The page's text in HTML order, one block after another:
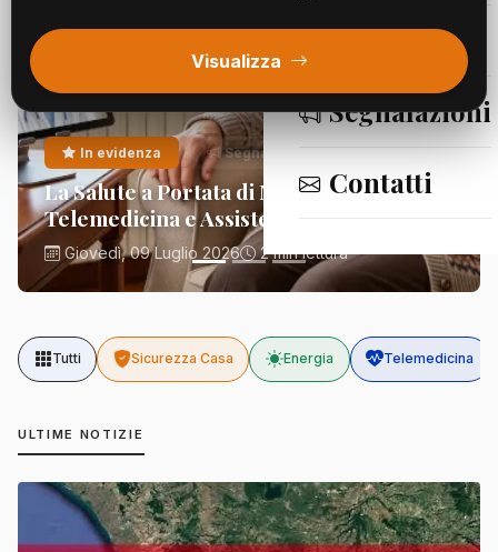
Eventi
Segnalazioni
Contatti
Visualizza
In evidenza Segnalazioni
La Salute a Portata di Mano:
Telemedicina e Assistenza Domiciliare
Giovedì, 09 Luglio 2026 2 min lettura
Tutti Sicurezza Casa Energia Telemedicina
ULTIME NOTIZIE